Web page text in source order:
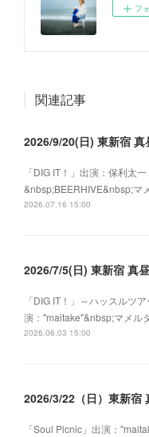
フ
関連記事
2026/9/20(日) 東新宿 真
「DIG IT！」出演：保利太一
&nbsp;BEERHIVE&nbsp;マ
2026.07.16 15:00
2026/7/5(日) 東新宿 真
「DIG IT！」～ハッスルツ
演："maitake"&nbsp;マメル
2026.06.03 15:00
2026/3/22（日）東新宿
「Soul Picnic」出演：